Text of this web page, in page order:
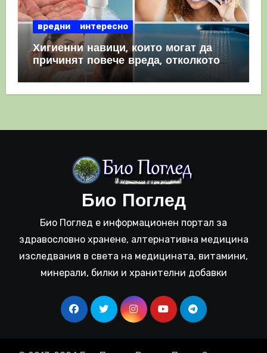
вредни интересно
Хигиенни навици, които могат да
причинят повече вреда, отколкото
полза
Био Поглед
Био Поглед е информационен портал за
здравословно хранене, алтернативна медицина
изследвания в света на медицината, витамини,
минерали, билки и хранителни добавки